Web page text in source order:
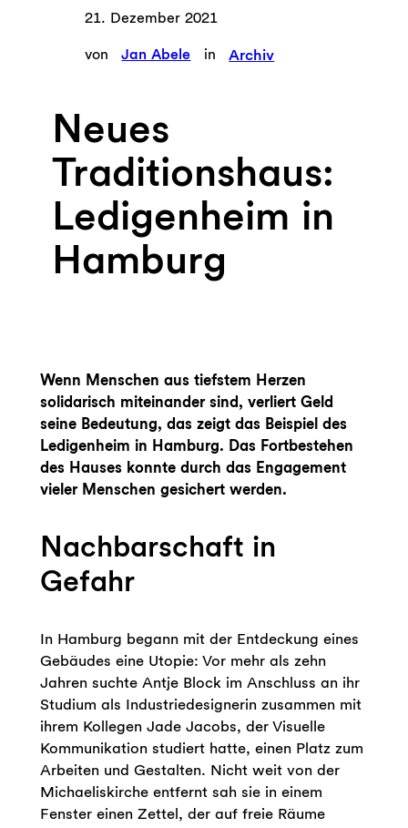
21. Dezember 2021
von Jan Abele in Archiv
Neues
Traditionshaus:
Ledigenheim in
Hamburg
Wenn Menschen aus tiefstem Herzen
solidarisch miteinander sind, verliert Geld
seine Bedeutung, das zeigt das Beispiel des
Ledigenheim in Hamburg. Das Fortbestehen
des Hauses konnte durch das Engagement
vieler Menschen gesichert werden.
Nachbarschaft in
Gefahr
In Hamburg begann mit der Entdeckung eines
Gebäudes eine Utopie: Vor mehr als zehn
Jahren suchte Antje Block im Anschluss an ihr
Studium als Industriedesignerin zusammen mit
ihrem Kollegen Jade Jacobs, der Visuelle
Kommunikation studiert hatte, einen Platz zum
Arbeiten und Gestalten. Nicht weit von der
Michaeliskirche entfernt sah sie in einem
Fenster einen Zettel, der auf freie Räume